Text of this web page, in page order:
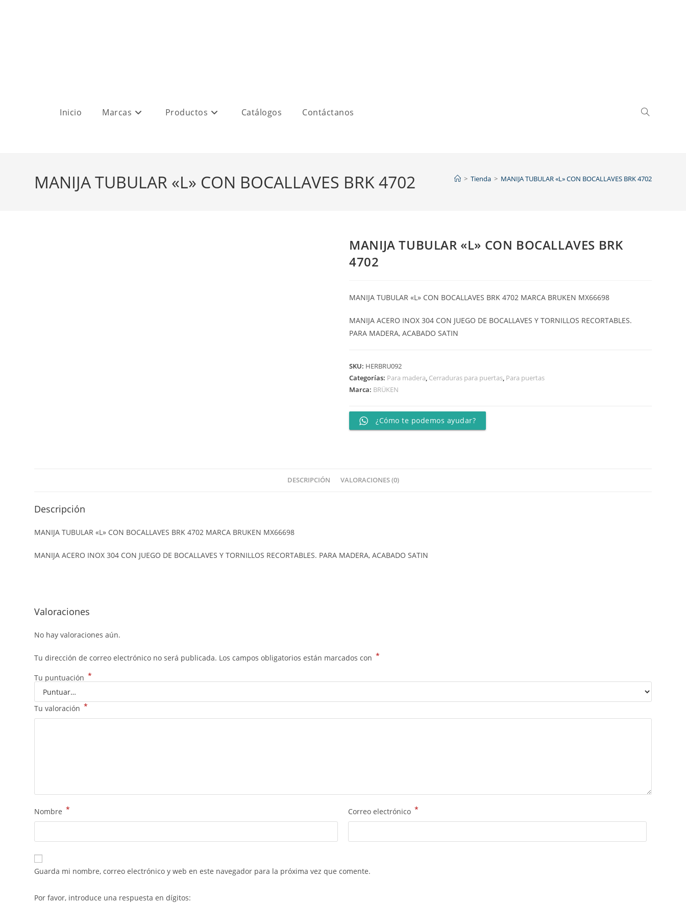
Inicio Marcas Productos Catálogos Contáctanos
MANIJA TUBULAR «L» CON BOCALLAVES BRK 4702 > Tienda > MANIJA TUBULAR «L» CON BOCALLAVES BRK 4702
MANIJA TUBULAR «L» CON BOCALLAVES BRK
4702
MANIJA TUBULAR «L» CON BOCALLAVES BRK 4702 MARCA BRUKEN MX66698
MANIJA ACERO INOX 304 CON JUEGO DE BOCALLAVES Y TORNILLOS RECORTABLES.
PARA MADERA, ACABADO SATIN
SKU: HERBRU092
Categorías: Para madera, Cerraduras para puertas, Para puertas
Marca: BRÜKEN
¿Cómo te podemos ayudar?
DESCRIPCIÓN VALORACIONES (0)
Descripción
MANIJA TUBULAR «L» CON BOCALLAVES BRK 4702 MARCA BRUKEN MX66698
MANIJA ACERO INOX 304 CON JUEGO DE BOCALLAVES Y TORNILLOS RECORTABLES. PARA MADERA, ACABADO SATIN
Valoraciones
No hay valoraciones aún.
Tu dirección de correo electrónico no será publicada. Los campos obligatorios están marcados con *
Tu puntuación *
Tu valoración *
Nombre * Correo electrónico *
Guarda mi nombre, correo electrónico y web en este navegador para la próxima vez que comente.
Por favor, introduce una respuesta en dígitos: